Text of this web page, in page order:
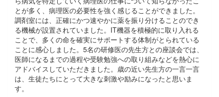
とが多く、病理医の必要性を強く感じることができました。
調剤室には、正確にかつ速やかに薬を振り分けることのでき
る機械が設置されていました。IT機器を積極的に取り入れる
ことで、多くの命を確実にサポートする体制がとられている
ことに感心しました。5名の研修医の先生方との座談会では、
医師になるまでの過程や受験勉強への取り組みなどを熱心に
アドバイスしていただきました。歳の近い先生方の一言一言
は、生徒たちにとって大きな刺激や励みになったと思いま
す。